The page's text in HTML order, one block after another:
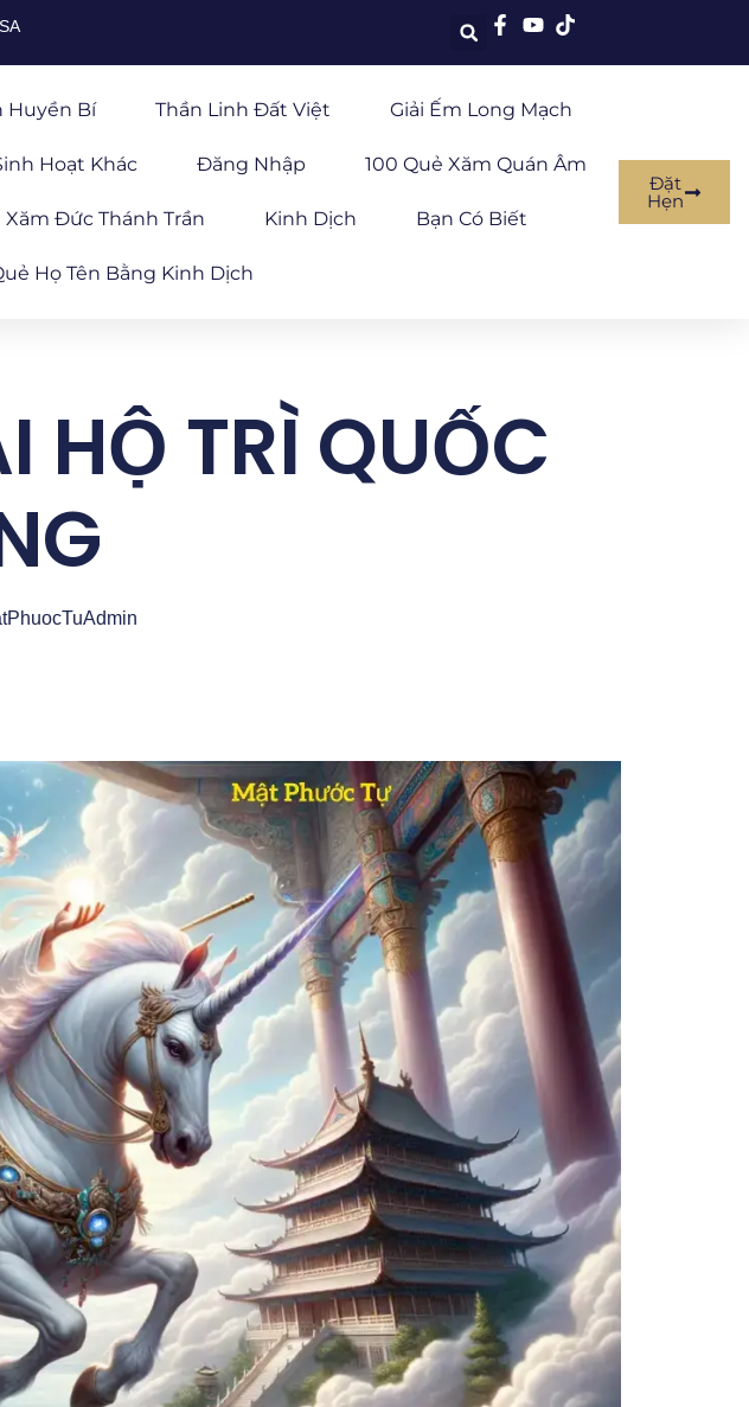
Huyền Bí Thần Linh Đất Việt Giải Ếm Long Mạch
Hoạt Khác Đăng Nhập 100 Quẻ Xăm Quán Âm
Xăm Đức Thánh Trần Kinh Dịch Bạn Có Biết
Họ Tên Bằng Kinh Dịch
Đặt
Hẹn
HỘ TRÌ QUỐC